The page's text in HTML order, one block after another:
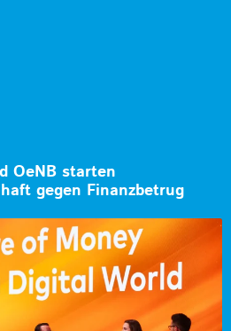
OeNB starten
gegen Finanzbetrug